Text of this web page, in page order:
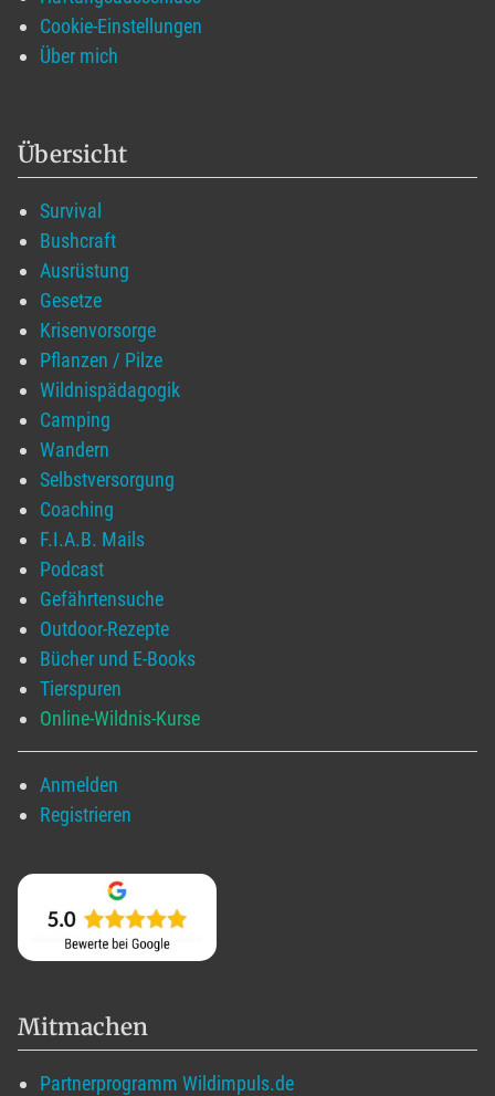
Cookie-Einstellungen
Über mich
Übersicht
Survival
Bushcraft
Ausrüstung
Gesetze
Krisenvorsorge
Pflanzen / Pilze
Wildnispädagogik
Camping
Wandern
Selbstversorgung
Coaching
F.I.A.B. Mails
Podcast
Gefährtensuche
Outdoor-Rezepte
Bücher und E-Books
Tierspuren
Online-Wildnis-Kurse
Anmelden
Registrieren
Mitmachen
Partnerprogramm Wildimpuls.de